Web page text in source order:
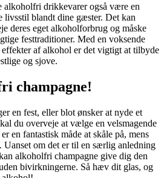
alkoholfri drikkevarer også være en
livsstil blandt dine gæster. Det kan
deres eget alkoholforbrug og måske
festtraditioner. Med en voksende
af alkohol er det vigtigt at tilbyde
og sjove.
champagne!
en fest, eller blot ønsker at nyde et
du overveje at vælge en velsmagende
en fantastisk måde at skåle på, mens
Uanset om det er til en særlig anledning
alkoholfri champagne give dig den
bivirkningerne. Så hæv dit glas, og